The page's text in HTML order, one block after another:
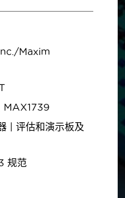
Maxim
MAX1739
| 评估和演示板及
规范